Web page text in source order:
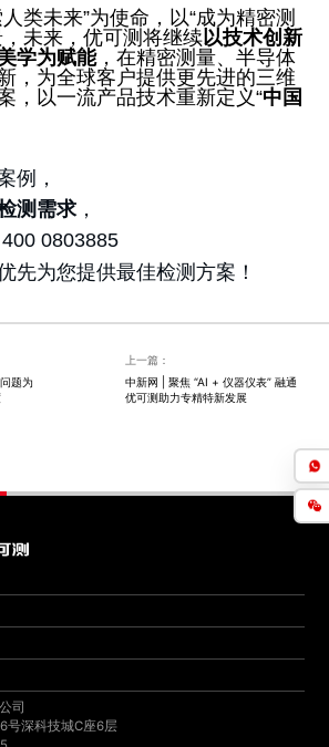
类未来”为使命，以“成为精密测
未来，优可测将继续以技术创新
学为赋能，在精密测量、半导体
，为全球客户提供更先进的三维
，以一流产品技术重新定义“中国
例，
测需求，
0803885
先为您提供最佳检测方案！
题为
上一篇：
中新网 | 聚焦 “AI + 仪器仪表” 融通
优可测助力专精特新发展
司
号深科技城C座6层